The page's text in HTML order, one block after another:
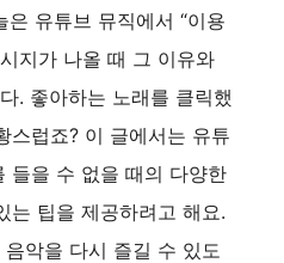
유튜브 뮤직에서 “이용
지가 나올 때 그 이유와
. 좋아하는 노래를 클릭했
스럽죠? 이 글에서는 유튜
들을 수 없을 때의 다양한
는 팁을 제공하려고 해요.
악을 다시 즐길 수 있도